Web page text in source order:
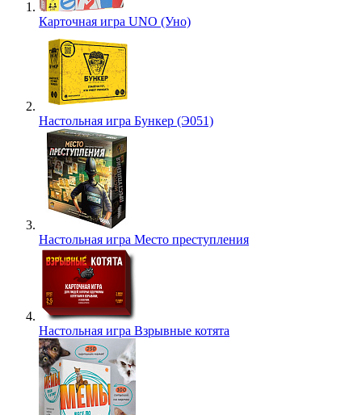
Карточная игра UNO (Уно)
Настольная игра Бункер (Э051)
Настольная игра Место преступления
Настольная игра Взрывные котята